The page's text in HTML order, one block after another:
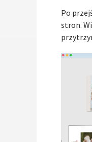
Po
stron.